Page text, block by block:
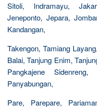
Sitoli, Indramayu,
Jeneponto, Jepara,
Kandangan,
Takengon, Tamiang
Balai, Tanjung Enim,
Pangkajene Sidenreng,
Panyabungan,
Pare, Parepare,